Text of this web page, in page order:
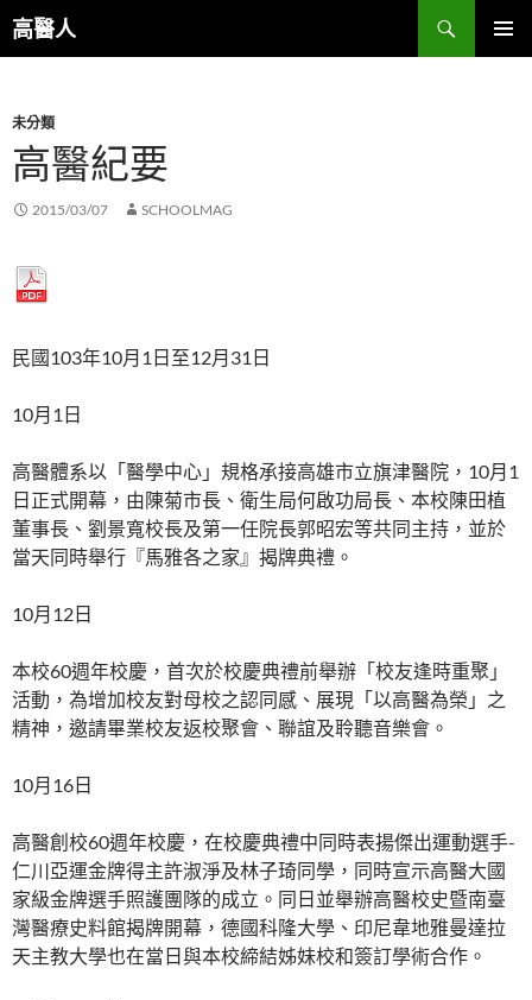
至
內
容
高醫人
搜
尋
未分類
高醫紀要
2015/03/07 SCHOOLMAG
民國103年10月1日至12月31日
10月1日
高醫體系以「醫學中心」規格承接高雄市立旗津醫院，10月1
日正式開幕，由陳菊市長、衛生局何啟功局長、本校陳田植
董事長、劉景寬校長及第一任院長郭昭宏等共同主持，並於
當天同時舉行『馬雅各之家』揭牌典禮。
10月12日
本校60週年校慶，首次於校慶典禮前舉辦「校友逢時重聚」
活動，為增加校友對母校之認同感、展現「以高醫為榮」之
精神，邀請畢業校友返校聚會、聯誼及聆聽音樂會。
10月16日
高醫創校60週年校慶，在校慶典禮中同時表揚傑出運動選手-
仁川亞運金牌得主許淑淨及林子琦同學，同時宣示高醫大國
家級金牌選手照護團隊的成立。同日並舉辦高醫校史暨南臺
灣醫療史料館揭牌開幕，德國科隆大學、印尼韋地雅曼達拉
天主教大學也在當日與本校締結姊妹校和簽訂學術合作。